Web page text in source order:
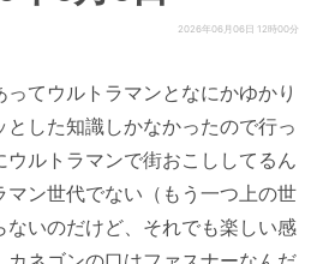
2026年06月06日 12時00分
てウルトラマンとなにかゆかり
した知識しかなかったので行っ
ルトラマンで街おこししてるん
マン世代でない（もう一つ上の世
いのだけど、それでも楽しい感